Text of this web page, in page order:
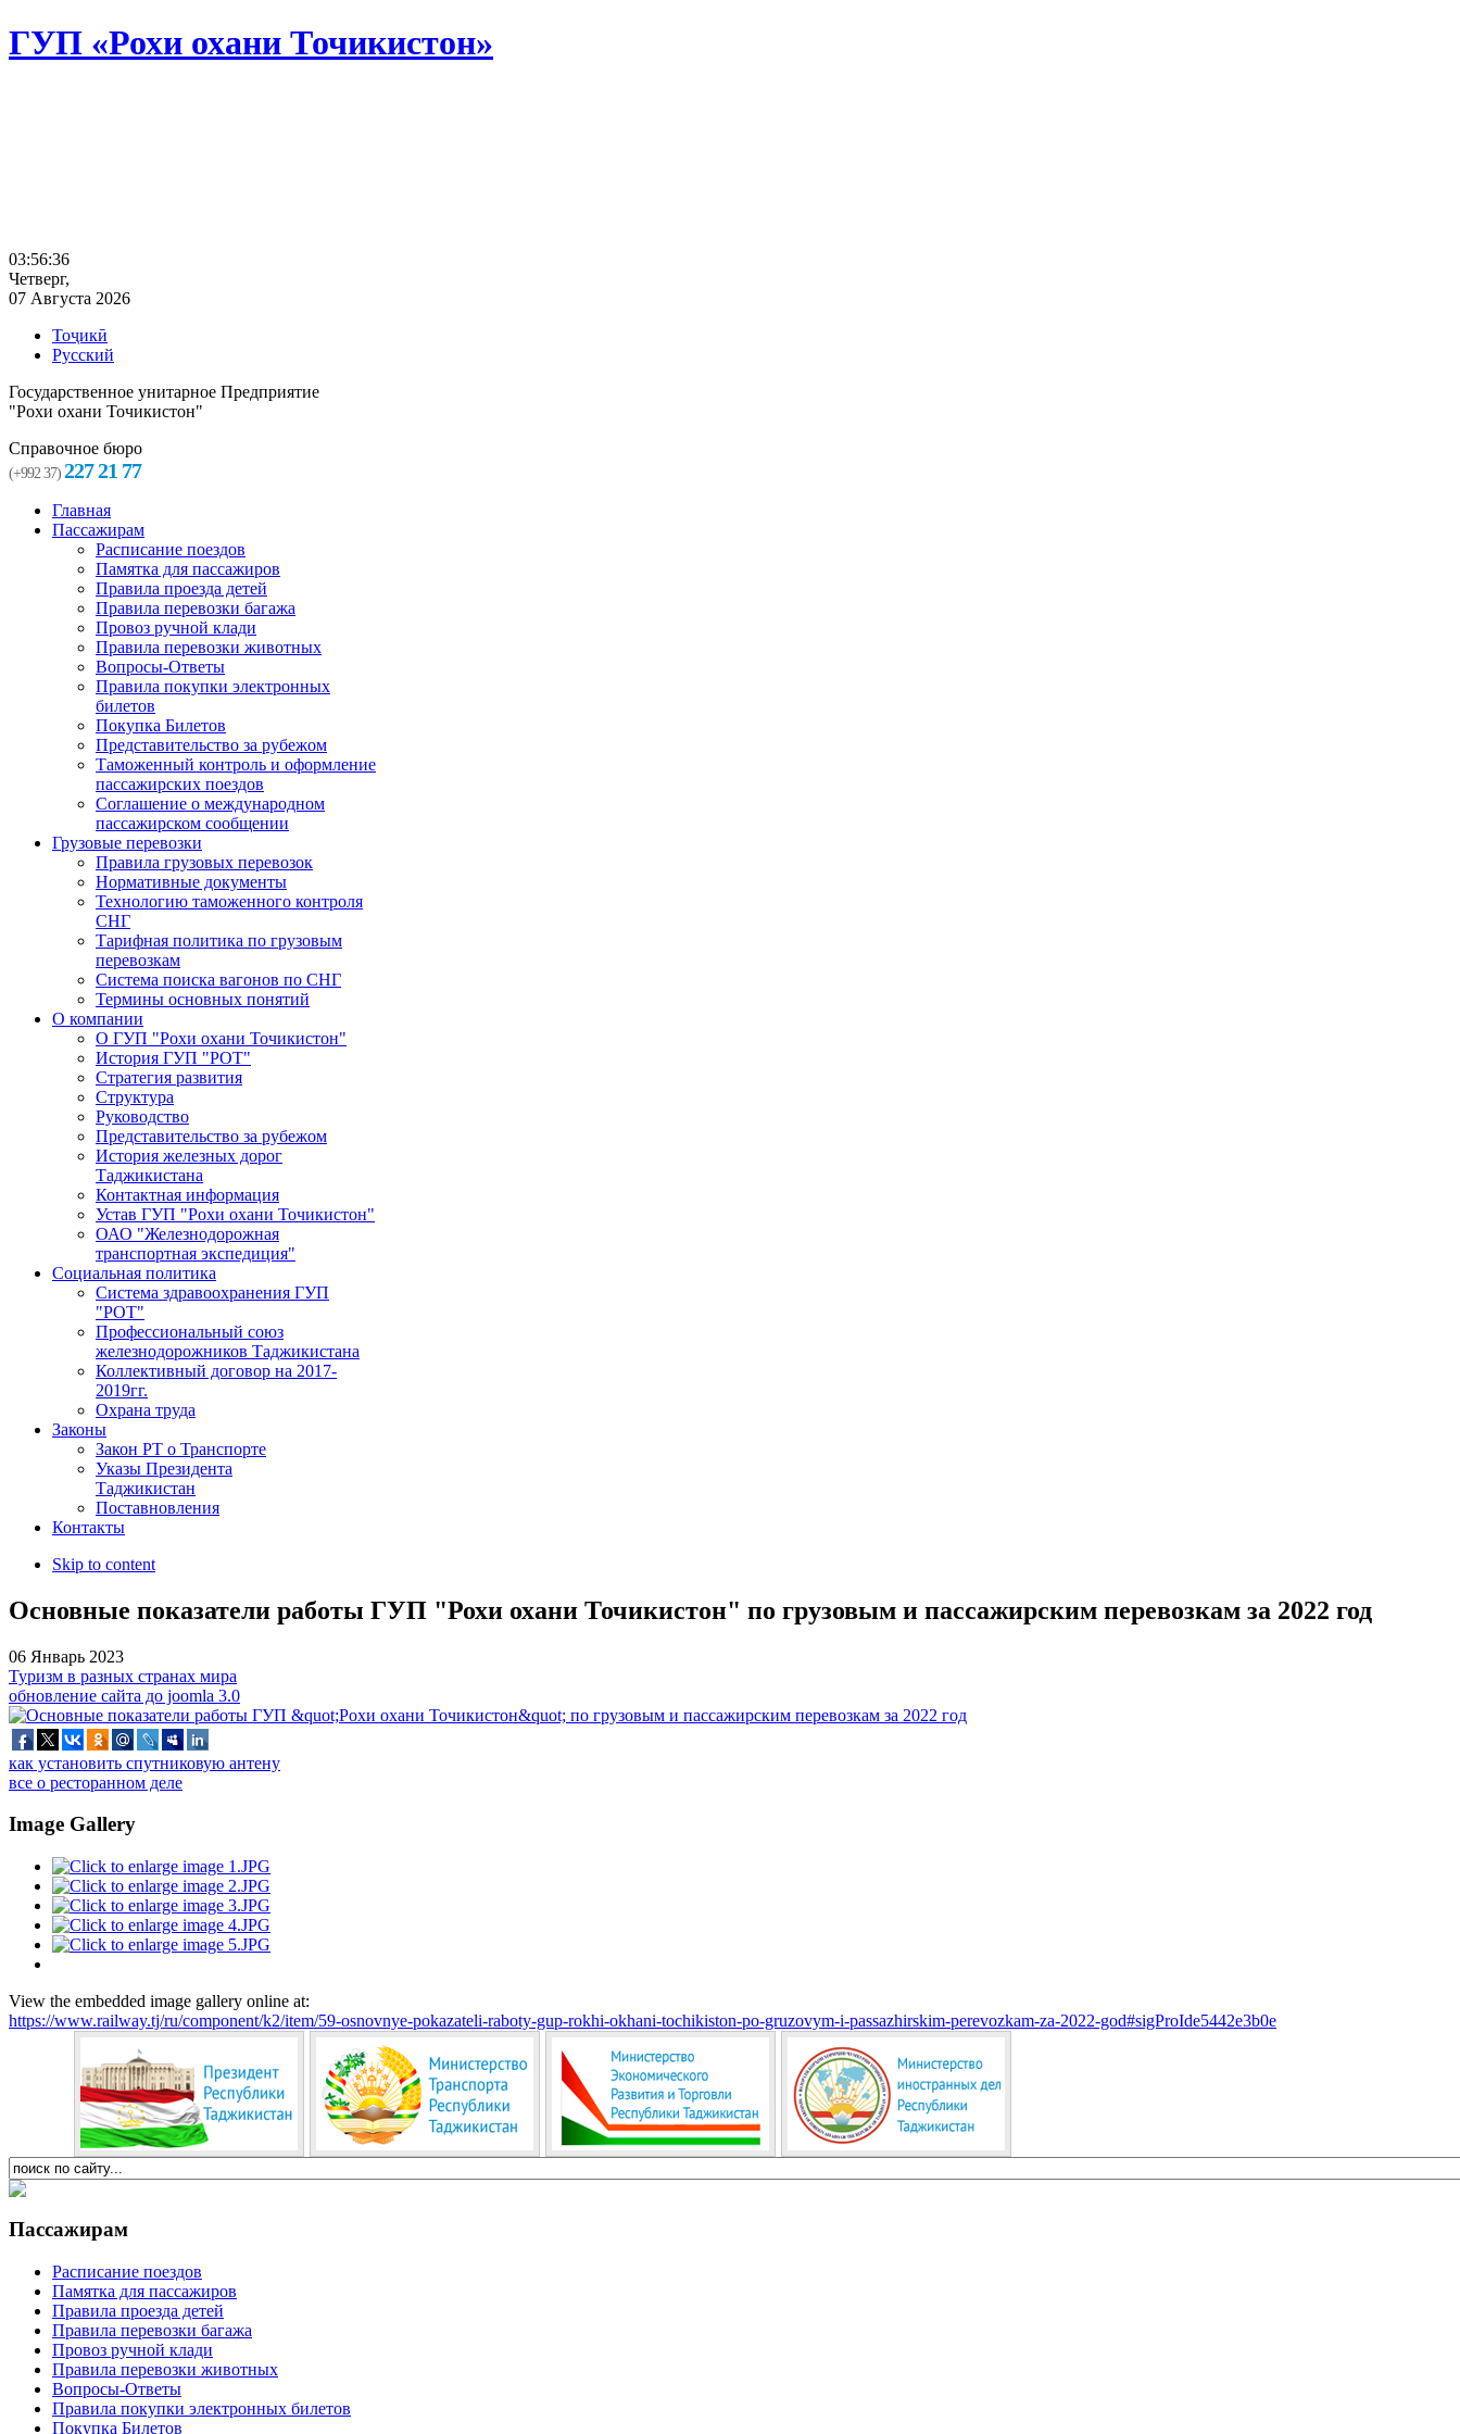
ГУП «Рохи охани Точикистон»
03:56:36
Четверг,
07 Августа 2026
Тоҷикӣ
Русский
Государственное унитарное Предприятие
"Рохи охани Точикистон"
Справочное бюро
(+992 37) 227 21 77
Главная
Пассажирам
Расписание поездов
Памятка для пассажиров
Правила проезда детей
Правила перевозки багажа
Провоз ручной клади
Правила перевозки животных
Вопросы-Ответы
Правила покупки электронных
билетов
Покупка Билетов
Представительство за рубежом
Таможенный контроль и оформление
пассажирских поездов
Соглашение о международном
пассажирском сообщении
Грузовые перевозки
Правила грузовых перевозок
Нормативные документы
Технологию таможенного контроля
СНГ
Тарифная политика по грузовым
перевозкам
Система поиска вагонов по СНГ
Термины основных понятий
О компании
О ГУП "Рохи охани Точикистон"
История ГУП "РОТ"
Стратегия развития
Структура
Руководство
Представительство за рубежом
История железных дорог
Таджикистана
Контактная информация
Устав ГУП "Рохи охани Точикистон"
ОАО "Железнодорожная
транспортная экспедиция"
Социальная политика
Система здравоохранения ГУП
"РОТ"
Профессиональный союз
железнодорожников Таджикистана
Коллективный договор на 2017-
2019гг.
Охрана труда
Законы
Закон РТ о Транспорте
Указы Президента
Таджикистан
Поставновления
Контакты
Skip to content
Основные показатели работы ГУП "Рохи охани Точикистон" по грузовым и пассажирским перевозкам за 2022 год
06 Январь 2023
Туризм в разных странах мира
обновление сайта до joomla 3.0
как установить спутниковую антену
все о ресторанном деле
Image Gallery
View the embedded image gallery online at:
https://www.railway.tj/ru/component/k2/item/59-osnovnye-pokazateli-raboty-gup-rokhi-okhani-tochikiston-po-gruzovym-i-passazhirskim-perevozkam-za-2022-god#sigProIde5442e3b0e
Пассажирам
Расписание поездов
Памятка для пассажиров
Правила проезда детей
Правила перевозки багажа
Провоз ручной клади
Правила перевозки животных
Вопросы-Ответы
Правила покупки электронных билетов
Покупка Билетов